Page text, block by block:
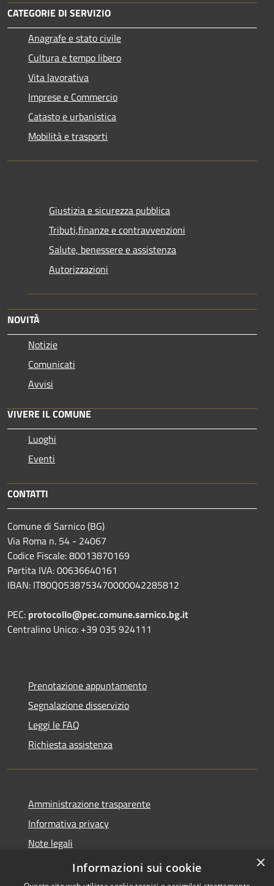
CATEGORIE DI SERVIZIO
Anagrafe e stato civile
Cultura e tempo libero
Vita lavorativa
Imprese e Commercio
Catasto e urbanistica
Mobilità e trasporti
Giustizia e sicurezza pubblica
Tributi,finanze e contravvenzioni
Salute, benessere e assistenza
Autorizzazioni
NOVITÀ
Notizie
Comunicati
Avvisi
VIVERE IL COMUNE
Luoghi
Eventi
CONTATTI
Comune di Sarnico (BG)
Via Roma n. 54 - 24067
Codice Fiscale: 80013870169
Partita IVA: 00636640161
IBAN: IT80Q0538753470000042285812
PEC: protocollo@pec.comune.sarnico.bg.it
Centralino Unico: +39 035 924111
Prenotazione appuntamento
Segnalazione disservizio
Leggi le FAQ
Richiesta assistenza
Amministrazione trasparente
Informativa privacy
Note legali
Dichiarazione di accessibilità
×
Informazioni sui cookie